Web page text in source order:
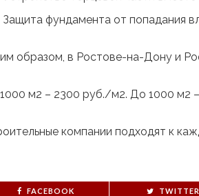
Защита фундамента от попадания
образом, в Ростове-на-Дону и
м2 – 2300 руб./м2. До 1000 м2
компании подходят к
FACEBOOK TWITTER